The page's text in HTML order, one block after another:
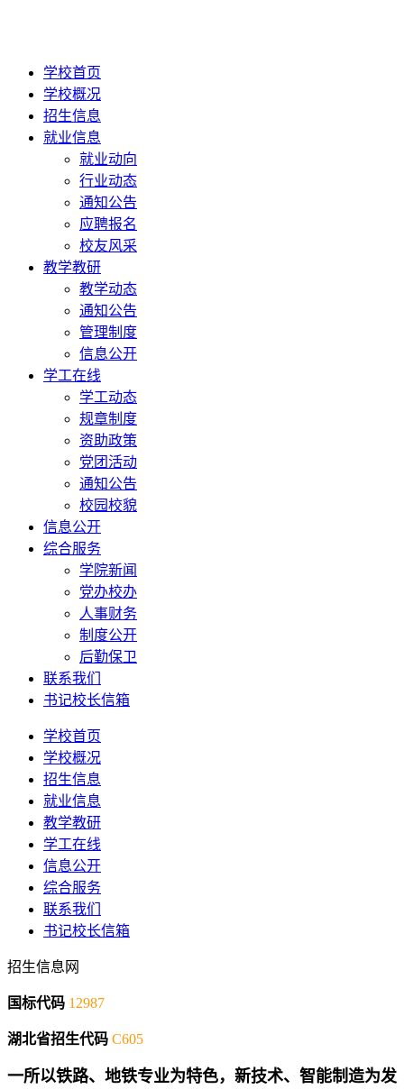
学校首页
学校概况
招生信息
就业信息
就业动向
行业动态
通知公告
应聘报名
校友风采
教学教研
教学动态
通知公告
管理制度
信息公开
学工在线
学工动态
规章制度
资助政策
党团活动
通知公告
校园校貌
信息公开
综合服务
学院新闻
党办校办
人事财务
制度公开
后勤保卫
联系我们
书记校长信箱
学校首页
学校概况
招生信息
就业信息
教学教研
学工在线
信息公开
综合服务
联系我们
书记校长信箱
招生信息网
国标代码 12987
湖北省招生代码 C605
一所以铁路、地铁专业为特色，新技术、智能制造为发